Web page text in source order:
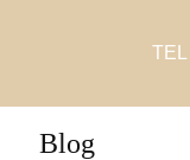
TEL
Blog